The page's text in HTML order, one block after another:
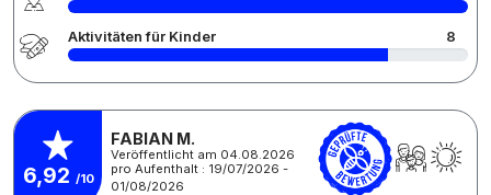
Aktivitäten für Kinder 8
6,92 /10
FABIAN M.
Veröffentlicht am 04.08.2026
pro Aufenthalt : 19/07/2026 -
01/08/2026